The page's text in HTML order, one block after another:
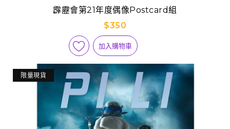
霹靂會第21年度偶像Postcard組
$350
加入購物車
限量現貨